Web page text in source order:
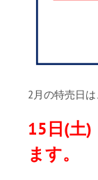
2月の特売日は
15日(土)
ます。